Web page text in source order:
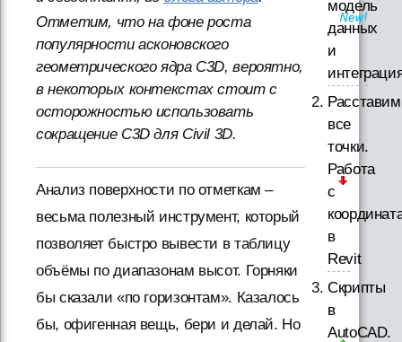
Отметим, что на фоне роста
популярности асконовского
геометрического ядра C3D, вероятно,
в некоторых контекстах стоит с
осторожностью использовать
сокращение C3D для Civil 3D.
Анализ поверхности по отметкам –
весьма полезный инструмент, который
позволяет быстро вывести в таблицу
объёмы по диапазонам высот. Горняки
бы сказали «по горизонтам». Казалось
бы, офигенная вещь, бери и делай. Но
модель
данных
и
Расставим
все
точки.
Работа
с
в
Revit
Скрипты
в
AutoCAD.